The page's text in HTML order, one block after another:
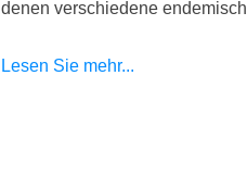
denen verschiedene
Lesen Sie mehr...